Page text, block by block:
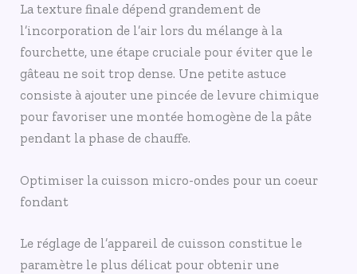
La texture finale dépend grandement de
l’incorporation de l’air lors du mélange à la
fourchette, une étape cruciale pour éviter que le
gâteau ne soit trop dense. Une petite astuce
consiste à ajouter une pincée de levure chimique
pour favoriser une montée homogène de la pâte
pendant la phase de chauffe.
Optimiser la cuisson micro-ondes pour un coeur
fondant
Le réglage de l’appareil de cuisson constitue le
paramètre le plus délicat pour obtenir une